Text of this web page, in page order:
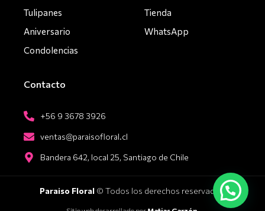
Tulipanes
Aniversario
Condolencias
Tienda
WhatsApp
Contacto
+56 9 3678 3926
ventas@paraisofloral.cl
Bandera 642, local 25, Santiago de Chile
Paraiso Floral© Todos los derechos reservados.